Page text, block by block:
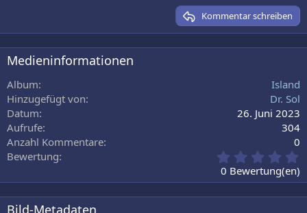
22
26
Times New Roman
Trebuchet MS
Kommentar schreiben
Medieninformationen
Album
Island
Hinzugefügt von
Dr. Sol
Datum
26. Juni 2023
Aufrufe
304
Anzahl Kommentare
0
Bewertung
0
0
0 Bewertung(en)